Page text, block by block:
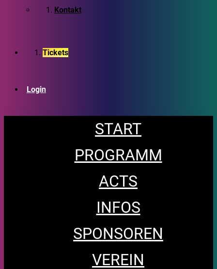
Kontakt
Tickets
Login
START
PROGRAMM
ACTS
INFOS
SPONSOREN
VEREIN